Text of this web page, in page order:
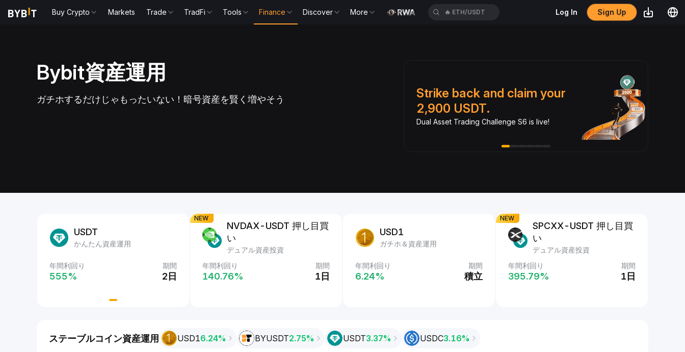
Buy Crypto Markets Trade TradFi Tools Finance Discover More 🔥 ETH/USDT Log In Sign Up
Bybit資産運用
ガチホするだけじゃもったいない！暗号資産を賢く増やそう
して最大
を楽しもう！
3.40%APRでUSDtbを増や
そう
Strike back and claim your
2,900 USDT.
Dual Asset Trading Challenge S6 is live!
USDT
かんたん資産運用
年間利回り 期間
555‎% 2日
USDT
かんたん資産運用
年間利回り 期間
555‎% 2日
NEW
NVDAX-USDT 押し目買
い
デュアル資産投資
年間利回り
期間
140.76‎% 1日
USD1
ガチホ＆資産運用
年間利回り 期間
6.24‎% 積立
NEW
SPCXX-USDT 押し目買
い
デュアル資産投資
年間利回り
期間
395.79‎% 1日
ステーブルコイン資産運用 USD16.24% BYUSDT2.75% USDT3.37‎% USDC3.16‎%